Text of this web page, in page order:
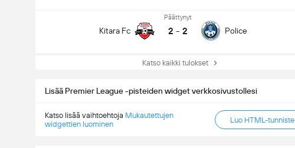
Kitara Fc
Päättynyt
2 - 2 Police
Katso kaikki tulokset
Lisää Premier League -pisteiden widget verkkosivustollesi
Katso lisää vaihtoehtoja Mukautettujen
widgettien luominen
Luo HTML-tunniste